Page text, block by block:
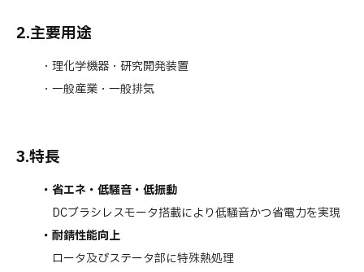
2.主要用途
・理化学機器・研究開発装置
・一般産業・一般排気
3.特長
・省エネ・低騒音・低振動
DCブラシレスモータ搭載により低騒音かつ省電力を実現
・耐錆性能向上
ロータ及びステータ部に特殊熱処理